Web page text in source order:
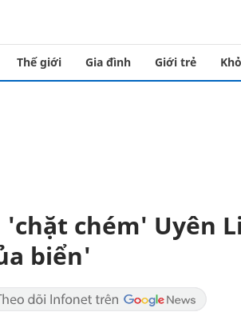
Thế giới Gia đình Giới trẻ
'chặt chém' Uyên
biển'